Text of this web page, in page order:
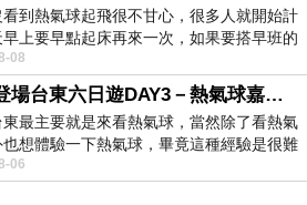
到熱氣球起飛很不甘心，很多人就開始計
上要早點起床再來一次，如果要搭早班的
...
08
主菜登場台東六日遊DAY3－熱氣球嘉年華光雕音樂會
最主要就是來看熱氣球，當然除了看熱氣
想體驗一下熱氣球，畢竟這種經驗是很難
...
06